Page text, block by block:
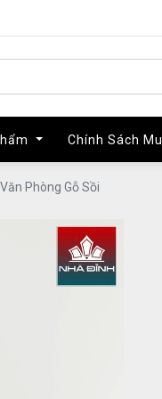
Chính Sách
Chính Sách
Phòng Gỗ Sồi